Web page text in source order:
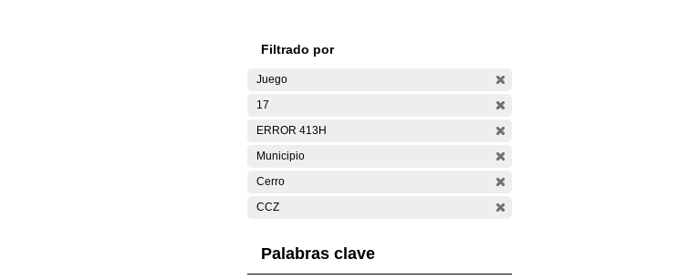
Filtrado por
Juego
17
ERROR 413H
Municipio
Cerro
CCZ
Palabras clave